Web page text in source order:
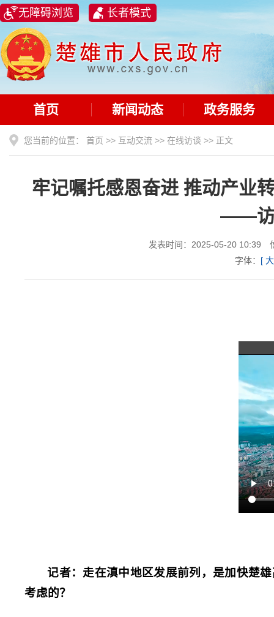
无障碍浏览 长者模式
首页 新闻动态 政务服务
您当前的位置： 首页 >> 互动交流 >> 在线访谈 >> 正文
牢记嘱托感恩奋进 推动产业
——访
发表时间：2025-05-20 10:39
字体： [ 大
记者：走在滇中地区发展前列，是加快楚
考虑的？